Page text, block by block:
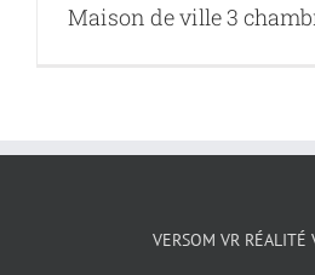
Maison de ville 3
VERSOM VR RÉALITÉ